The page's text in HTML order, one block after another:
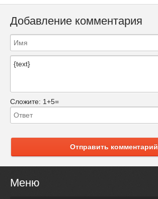
Добавление комментария
Сложите: 1+5=
Отправить комментарий
Меню